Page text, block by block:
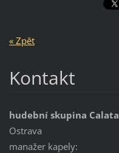
« Zpět
Kontakt
hudební skupina Calata
Ostrava
manažer kapely: